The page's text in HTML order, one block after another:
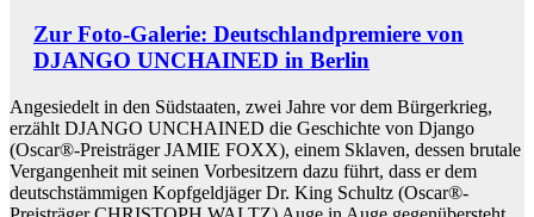
Zur Foto-Galerie: Deutschlandpremiere von
DJANGO UNCHAINED in Berlin
Angesiedelt in den Südstaaten, zwei Jahre vor dem Bürgerkrieg,
erzählt DJANGO UNCHAINED die Geschichte von Django
(Oscar®-Preisträger JAMIE FOXX), einem Sklaven, dessen brutale
Vergangenheit mit seinen Vorbesitzern dazu führt, dass er dem
deutschstämmigen Kopfgeldjäger Dr. King Schultz (Oscar®-